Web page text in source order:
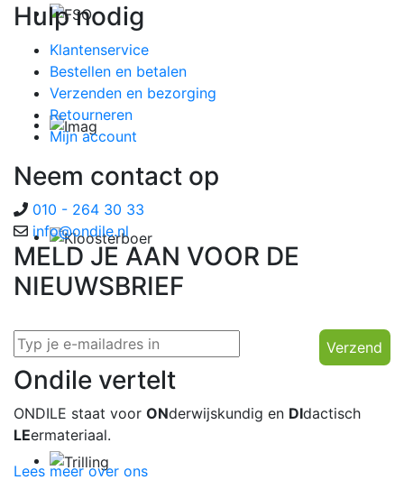
Hulp nodig
Klantenservice
Bestellen en betalen
Verzenden en bezorging
Retourneren
Mijn account
Neem contact op
010 - 264 30 33
info@ondile.nl
MELD JE AAN VOOR DE
NIEUWSBRIEF
Verzend
Ondile vertelt
ONDILE staat voor ONderwijskundig en DIdactisch
LEermateriaal.
Lees meer over ons